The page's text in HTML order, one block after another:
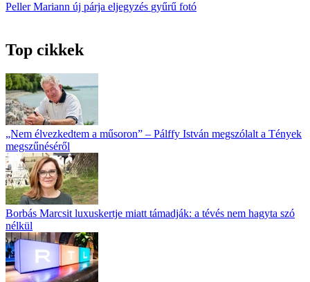
Peller Mariann új párja eljegyzés gyűrű fotó
Top cikkek
„Nem élvezkedtem a műsoron” – Pálffy István megszólalt a Tények
megszűnéséről
Borbás Marcsit luxuskertje miatt támadják: a tévés nem hagyta szó
nélkül